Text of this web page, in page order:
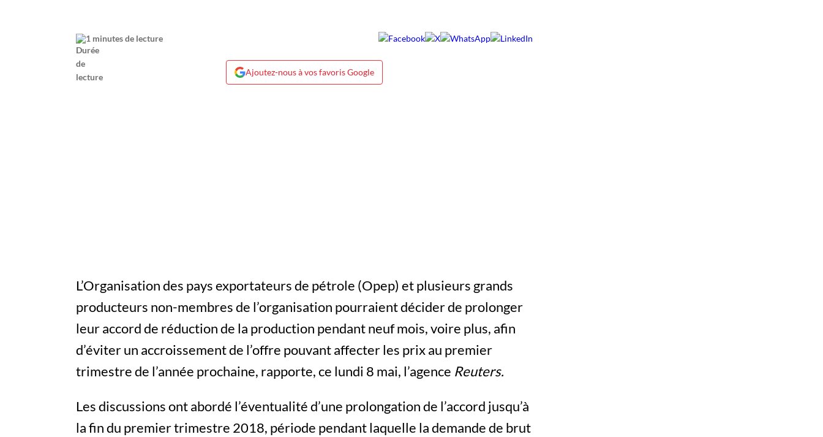
1 minutes de lecture
Ajoutez-nous à vos favoris Google
L’Organisation des pays exportateurs de pétrole (Opep) et plusieurs grands
producteurs non-membres de l’organisation pourraient décider de prolonger
leur accord de réduction de la production pendant neuf mois, voire plus, afin
d’éviter un accroissement de l’offre pouvant affecter les prix au premier
trimestre de l’année prochaine, rapporte, ce lundi 8 mai, l’agence Reuters.
Les discussions ont abordé l’éventualité d’une prolongation de l’accord jusqu’à
la fin du premier trimestre 2018, période pendant laquelle la demande de brut